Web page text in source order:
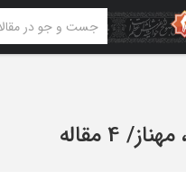
/ 4 مقاله